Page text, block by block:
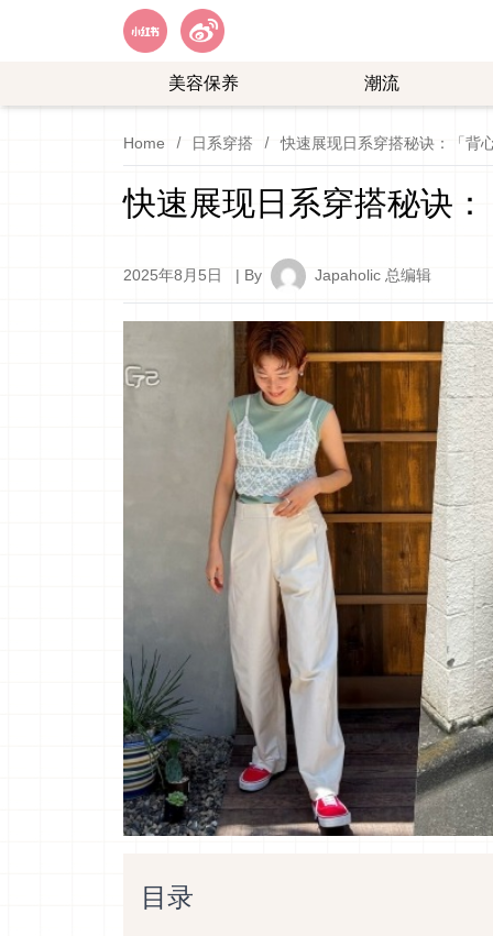
美容保养
潮流
物
Home 日系穿搭 快速展现日系穿搭秘诀：「背
快速展现日系穿搭秘诀
2025年8月5日 | By Japaholic 总编辑
目录